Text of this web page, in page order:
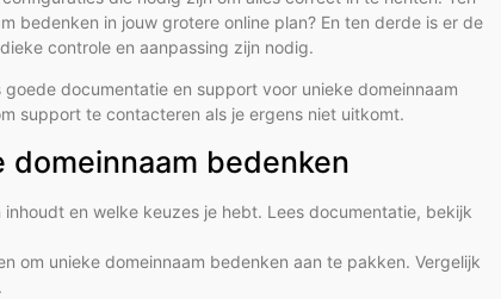
bedenken in jouw grotere online plan? En ten derde is er de
controle en aanpassing zijn nodig.
documentatie en support voor unieke domeinnaam
support te contacteren als je ergens niet uitkomt.
bedenken
en welke keuzes je hebt. Lees documentatie, bekijk
om unieke domeinnaam bedenken aan te pakken. Vergelijk